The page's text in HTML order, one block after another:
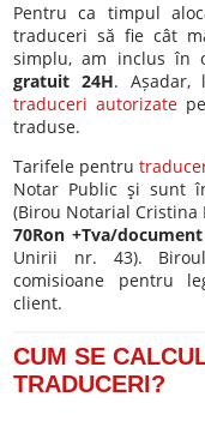
Pentru ca timpul
traduceri să fie cât
simplu, am inclus în
gratuit 24H. Așadar,
traduceri autorizate
traduse.
Tarifele pentru
Notar Public şi sunt
(Birou Notarial
70Ron +Tva/document
Unirii nr. 43).
comisioane pentru
client.
CUM SE
TRADUCERI?